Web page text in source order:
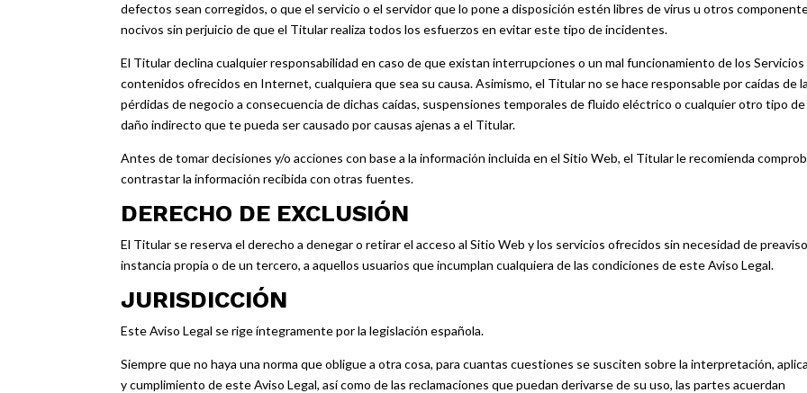
defectos sean corregidos, o que el servicio o el servidor que lo pone a disposición estén libres de virus u otros
nocivos sin perjuicio de que el Titular realiza todos los esfuerzos en evitar este tipo de incidentes.
El Titular declina cualquier responsabilidad en caso de que existan interrupciones o un mal funcionamiento de los Servicios
contenidos ofrecidos en Internet, cualquiera que sea su causa. Asimismo, el Titular no se hace responsable por caídas de
pérdidas de negocio a consecuencia de dichas caídas, suspensiones temporales de fluido eléctrico o cualquier otro tipo de
daño indirecto que te pueda ser causado por causas ajenas a el Titular.
Antes de tomar decisiones y/o acciones con base a la información incluida en el Sitio Web, el Titular le recomienda
contrastar la información recibida con otras fuentes.
DERECHO DE EXCLUSIÓN
El Titular se reserva el derecho a denegar o retirar el acceso al Sitio Web y los servicios ofrecidos sin necesidad de
instancia propia o de un tercero, a aquellos usuarios que incumplan cualquiera de las condiciones de este Aviso Legal.
JURISDICCIÓN
Este Aviso Legal se rige íntegramente por la legislación española.
Siempre que no haya una norma que obligue a otra cosa, para cuantas cuestiones se susciten sobre la interpretación,
y cumplimiento de este Aviso Legal, así como de las reclamaciones que puedan derivarse de su uso, las partes acuerdan